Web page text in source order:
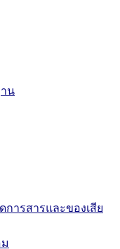
น
การสารและของเสีย